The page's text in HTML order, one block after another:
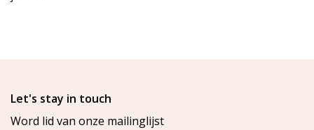
Let's stay in touch
Word lid van onze mailinglijst